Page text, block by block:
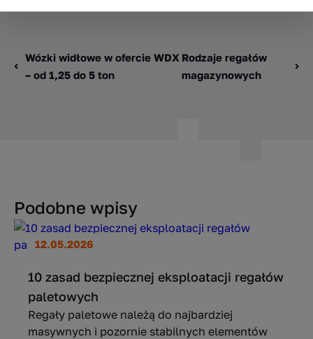
Wózki widłowe w ofercie WDX
– od 1,25 do 5 ton
Rodzaje regałów
magazynowych
Podobne wpisy
12.05.2026
10 zasad bezpiecznej eksploatacji regałów
paletowych
Regały paletowe należą do najbardziej
masywnych i pozornie stabilnych elementów